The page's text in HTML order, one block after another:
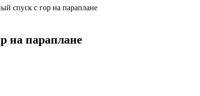
спуск с гор на параплане
на параплане